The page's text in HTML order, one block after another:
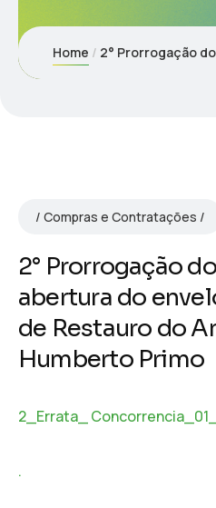
Home 2° Prorrogação do prazo de abertura do envelope do
Compras e Contratações
2° Prorrogação
abertura do
de Restauro do
Humberto Primo
2_Errata_
.